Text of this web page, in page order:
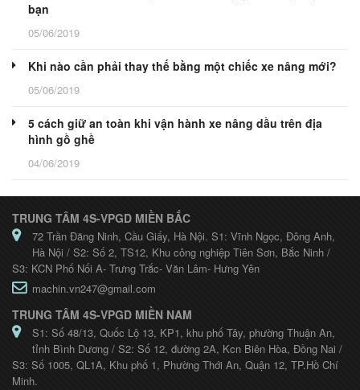
bạn
05/06/2019
Khi nào cần phải thay thế bằng một chiếc xe nâng mới?
05/06/2019
5 cách giữ an toàn khi vận hành xe nâng dầu trên địa
hình gồ ghề
04/06/2019
TRUNG TÂM 4S-VPGD MIỀN BẮC
72 Trần Đăng Ninh, Cầu Giấy, Hà Nội. S1: Vĩnh Ngọc, Đông Anh,
Hà Nội / S2: Số 2, TS12, Khu công nghiệp Tiên Sơn, Bắc Ninh /
S3: KCN Phố Nối A- Trưng Trắc- Văn Lâm- Hưng Yên
machin.vn247@gmail.com
TRUNG TÂM 4S-VPGD MIỀN NAM
S1: Số 48/13, Quốc Lộ 13, KP1, khu phố Tây, phường Thuận An,
tỉnh Bình Dương / S2: Số 12, đường 2A, Kcn Biên Hòa, Đồng Nai /
S3: Số 1005, QL1A, Khu phố 1, Phường Thới An, Quận 12, TP.Hồ Chí
Minh.